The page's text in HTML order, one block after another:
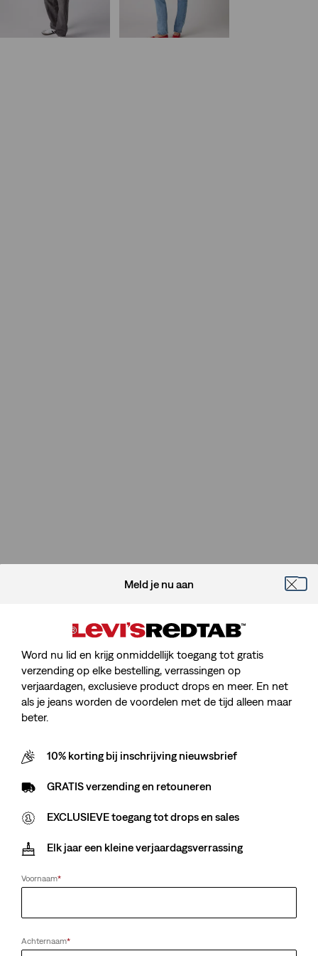
was
laagste 30-dagenprijs
(€ 84,00)
Meld je nu aan
Word nu lid en krijg onmiddellijk toegang tot gratis
verzending op elke bestelling, verrassingen op
verjaardagen, exclusieve product drops en meer. En net
als je jeans worden de voordelen met de tijd alleen maar
beter.
10% korting bij inschrijving nieuwsbrief
GRATIS verzending en retouneren
EXCLUSIEVE toegang tot drops en sales
Elk jaar een kleine verjaardagsverrassing
Voornaam*
Achternaam*